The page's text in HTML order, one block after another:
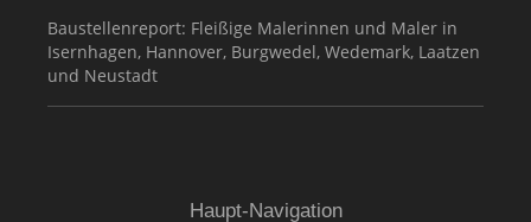
Baustellenreport: Fleißige Malerinnen und Maler in
Isernhagen, Hannover, Burgwedel, Wedemark, Laatzen
und Neustadt
Haupt-Navigation